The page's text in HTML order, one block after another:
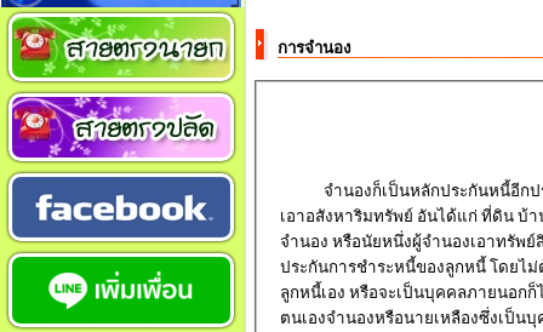
การจำนอง
จำนองก็เป็นหลักประกันหนี้อีกป
เอาอสังหาริมทรัพย์ อันได้แก่ ที่ดิน บ้
จำนอง หรือนัยหนึ่งผู้จำนองเอาทรัพ
ประกันการชำระหนี้ของลูกหนี้ โดยไ
ลูกหนี้เอง หรือจะเป็นบุคคลภายนอกก็
ตนเองจำนองหรือนายเหลืองซึ่งเป็